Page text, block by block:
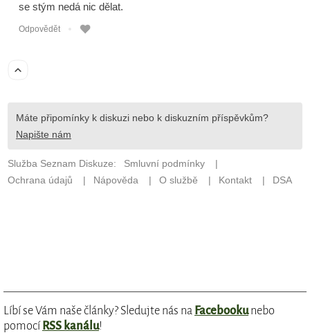
Líbí se Vám naše články? Sledujte nás na Facebookunebo
pomocíRSS kanálu!